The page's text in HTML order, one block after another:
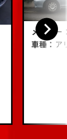
メーカー
車種： ア